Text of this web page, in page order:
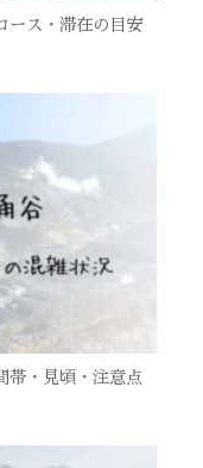
ース・滞在の目安
帯・見頃・注意点